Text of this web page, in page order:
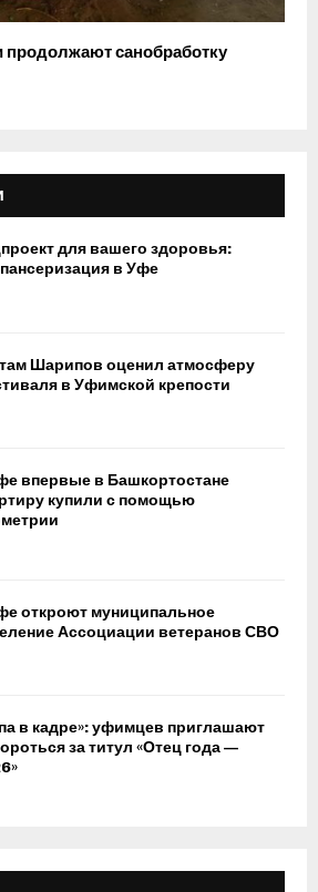
санобработку
для вашего здоровья:
в Уфе
Шарипов оценил атмосферу
в Уфимской крепости
впервые в Башкортостане
купили с помощью
откроют муниципальное
Ассоциации ветеранов СВО
в кадре»: уфимцев приглашают
за титул «Отец года —